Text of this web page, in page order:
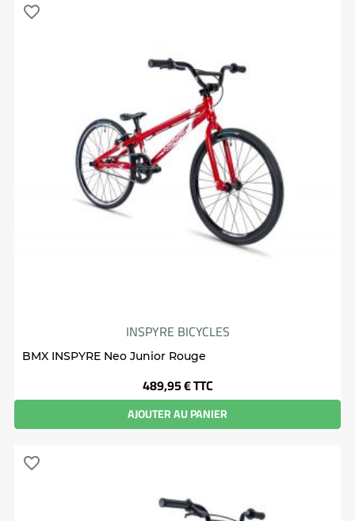
INSPYRE BICYCLES
BMX INSPYRE Neo Junior Rouge
Prix
489,95 €TTC
AJOUTER AU PANIER
favorite_border
favorite_border